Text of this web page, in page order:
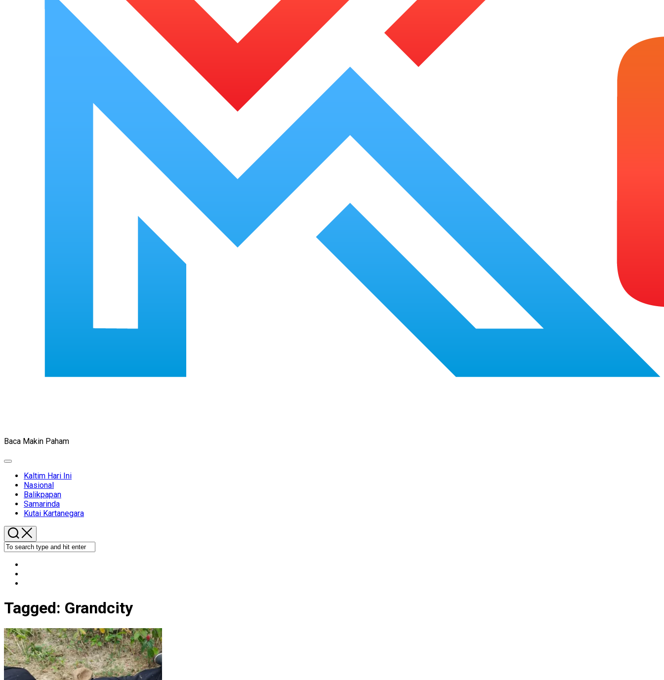
Baca Makin Paham
Expand
Kaltim Hari Ini
Nasional
Balikpapan
Samarinda
Kutai Kartanegara
Tagged: Grandcity